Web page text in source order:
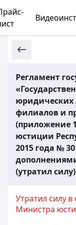
Регламент
юридических
филиалов и
(приложение
юстиции
2015 года №
(утратил силу)
Утратил силу в
Министра